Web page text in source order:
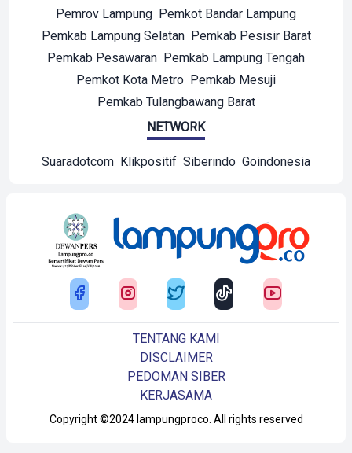
Pemrov Lampung Pemkot Bandar Lampung
Pemkab Lampung Selatan Pemkab Pesisir Barat
Pemkab Pesawaran Pemkab Lampung Tengah
Pemkot Kota Metro Pemkab Mesuji
Pemkab Tulangbawang Barat
NETWORK
Suaradotcom Klikpositif Siberindo Goindonesia
Copyright ©2024 lampungproco. All rights reserved
TENTANG KAMI
DISCLAIMER
PEDOMAN SIBER
KERJASAMA